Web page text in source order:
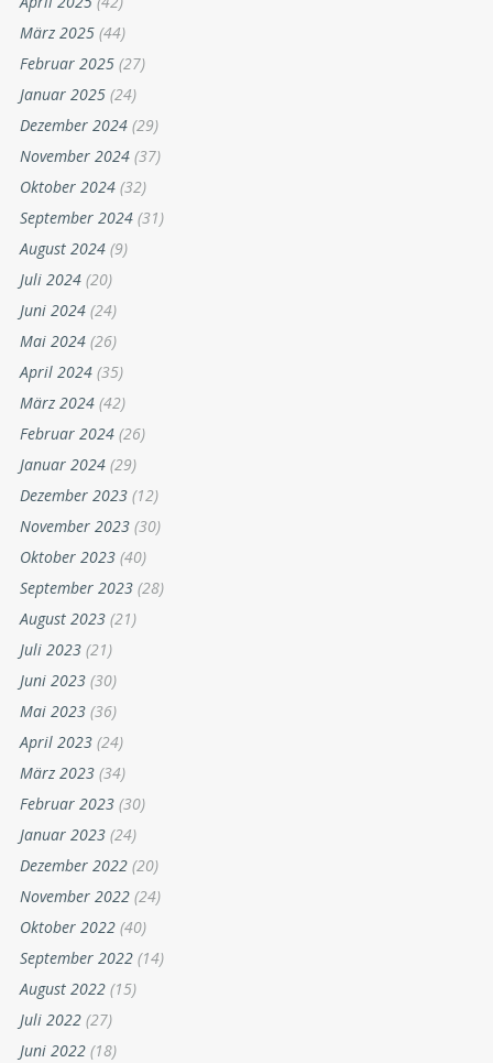
März 2025 (44)
Februar 2025 (27)
Januar 2025 (24)
Dezember 2024 (29)
November 2024 (37)
Oktober 2024 (32)
September 2024 (31)
August 2024 (9)
Juli 2024 (20)
Juni 2024 (24)
Mai 2024 (26)
April 2024 (35)
März 2024 (42)
Februar 2024 (26)
Januar 2024 (29)
Dezember 2023 (12)
November 2023 (30)
Oktober 2023 (40)
September 2023 (28)
August 2023 (21)
Juli 2023 (21)
Juni 2023 (30)
Mai 2023 (36)
April 2023 (24)
März 2023 (34)
Februar 2023 (30)
Januar 2023 (24)
Dezember 2022 (20)
November 2022 (24)
Oktober 2022 (40)
September 2022 (14)
August 2022 (15)
Juli 2022 (27)
Juni 2022 (18)